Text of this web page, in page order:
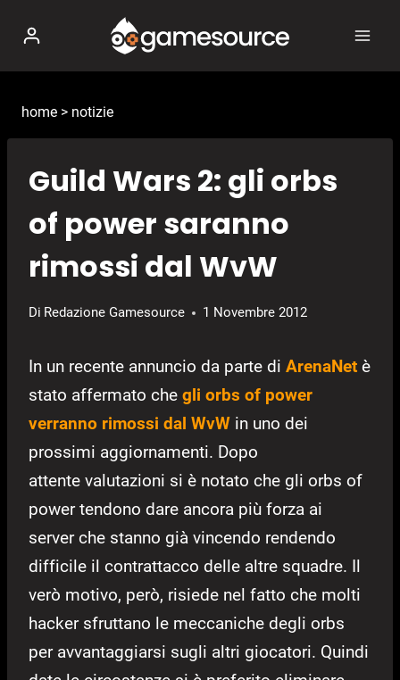
contenuto
home > notizie
Guild Wars 2: gli orbs
of power saranno
rimossi dal WvW
Di Redazione Gamesource 1 Novembre 2012
In un recente annuncio da parte di ArenaNet è
stato affermato che gli orbs of power
verranno rimossi dal WvW in uno dei
prossimi aggiornamenti. Dopo
attente valutazioni si è notato che gli orbs of
power tendono dare ancora più forza ai
server che stanno già vincendo rendendo
difficile il contrattacco delle altre squadre. Il
verò motivo, però, risiede nel fatto che molti
hacker sfruttano le meccaniche degli orbs
per avvantaggiarsi sugli altri giocatori. Quindi